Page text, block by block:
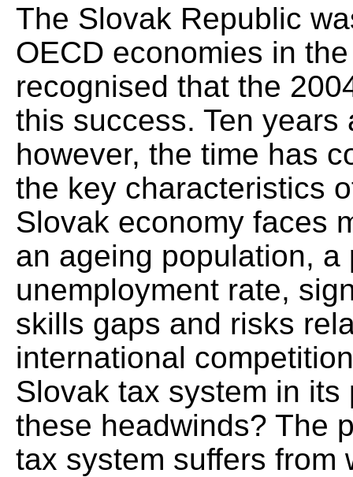
The Slovak Republic
OECD economies in
recognised that the
this success. Ten
however, the time has
the key characteristics
Slovak economy faces
an ageing population, a
unemployment rate,
skills gaps and risks
international
Slovak tax system in
these headwinds? The
tax system suffers from